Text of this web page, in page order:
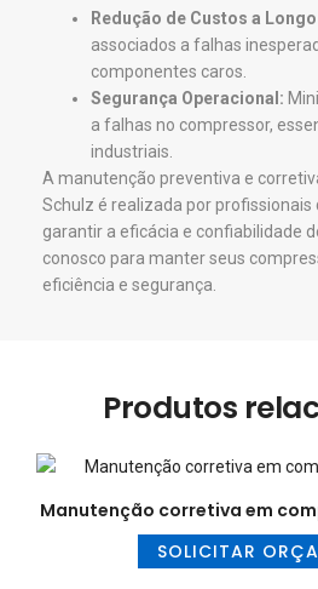
Redução de Custos a
associados a falhas
componentes caros.
Segurança Operacional:
a falhas no compressor,
industriais.
A manutenção preventiva e
Schulz é realizada por profissionais
garantir a eficácia e confiabilidade
conosco para manter seus
eficiência e segurança.
Produtos
Manutenção corretiva em
SOLICITAR